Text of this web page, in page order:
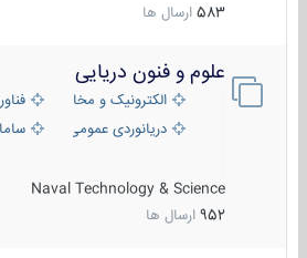
583 ارسال ها
علوم و فنون دریایی
الکترونیک و مخابرات دریایی
دریانوردی عمومی
Naval Technology & Science
952 ارسال ها